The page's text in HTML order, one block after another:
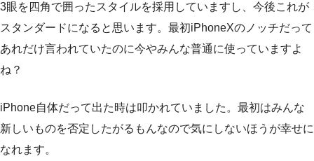
3眼を四角で囲ったスタイルを採用していますし、今後これが
スタンダードになると思います。最初iPhoneXのノッチだって
あれだけ言われていたのに今やみんな普通に使っていますよ
ね？
iPhone自体だって出た時は叩かれていました。最初はみんな
新しいものを否定したがるもんなので気にしないほうが幸せに
なれます。